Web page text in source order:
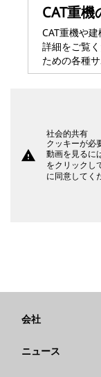
CAT重
CAT重機や
詳細をご覧
ための各種
warning
社会的共有
クッキーが必
動画を見るに
をクリックし
に同意してく
会社
ニュース